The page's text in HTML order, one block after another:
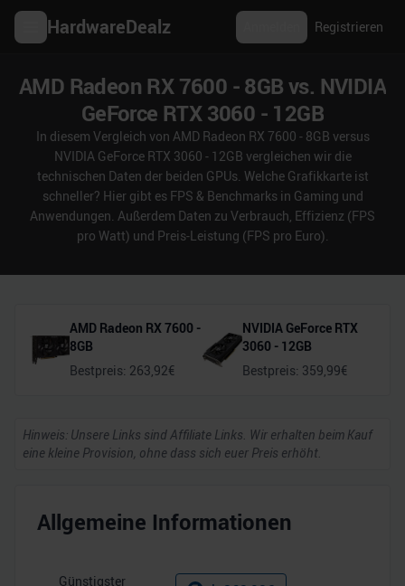
HardwareDealz Registrieren
AMD Radeon RX 7600 - 8GB vs. NVIDIA
GeForce RTX 3060 - 12GB
In diesem Vergleich von AMD Radeon RX 7600 - 8GB versus
NVIDIA GeForce RTX 3060 - 12GB vergleichen wir die
technischen Daten der beiden GPUs. Welche Grafikkarte ist
schneller? Hier gibt es FPS & Benchmarks in Gaming und
Anwendungen. Außerdem Daten zu Verbrauch, Effizienz (FPS
pro Watt) und Preis-Leistung (FPS pro Euro).
AMD Radeon RX 7600 -
8GB
Bestpreis: 263,92€
NVIDIA GeForce RTX
3060 - 12GB
Bestpreis: 359,99€
Hinweis: Unsere Links sind Affiliate Links. Wir erhalten beim Kauf
eine kleine Provision, ohne dass sich euer Preis erhöht.
Allgemeine Informationen
Günstigster